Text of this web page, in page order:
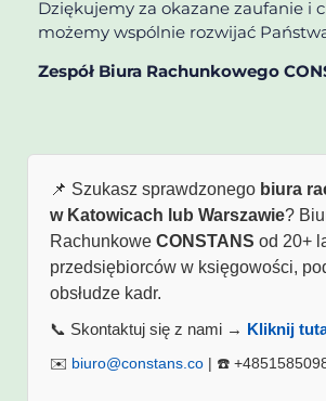
Dziękujemy za okazane zaufanie i
możemy wspólnie rozwijać
Zespół Biura Rachunkowego
📌 Szukasz sprawdzonego biura
w Katowicach lub Warszawie?
Rachunkowe CONSTANS od 20+
przedsiębiorców w księgowości,
obsłudze kadr.
📞 Skontaktuj się z nami → Kliknij
✉️ biuro@constans.co | ☎️